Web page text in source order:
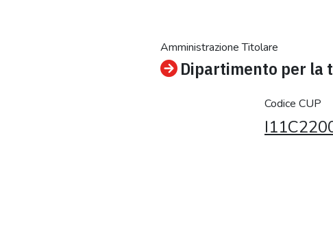
Amministrazione Titolare
Dipartimento per la
Codice CUP